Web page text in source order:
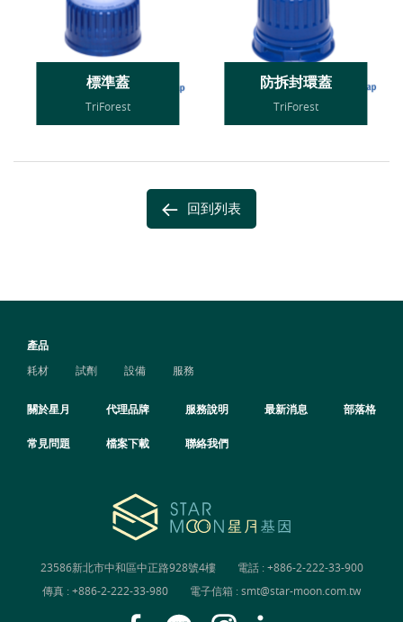
標準蓋
TriForest
防拆封環蓋
TriForest
回到列表
產品
耗材
試劑 設備 服務
關於星月 代理品牌 服務說明 最新消息 部落格
常見問題 檔案下載 聯絡我們
23586新北市中和區中正路928號4樓 電話 :+886-2-222-33-900
傳真 : +886-2-222-33-980
電子信箱 :smt@star-moon.com.tw